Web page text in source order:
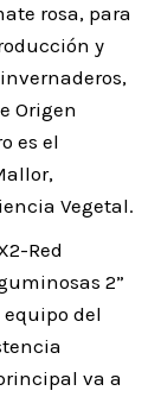
rosa, para
y
Origen
es el
Vegetal.
Red
2”
del
va a